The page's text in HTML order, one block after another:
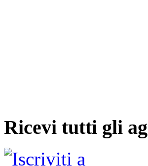
Ricevi tutti gli